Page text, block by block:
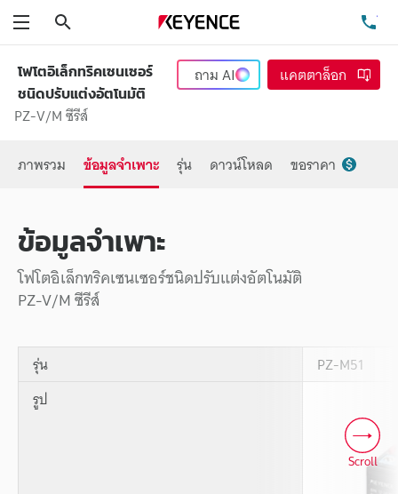
โฟโตอิเล็กทริคเซนเซอร์
ชนิดปรับแต่งอัตโนมัติ
PZ-V/M ซีรีส์
ถามAI แคตตาล็อก
ภาพรวม ข้อมูลจำเพาะ รุ่น ดาวน์โหลด ขอราคา
ข้อมูลจำเพาะ
โฟโตอิเล็กทริคเซนเซอร์ชนิดปรับแต่งอัตโนมัติ
PZ-V/M ซีรีส์
รุ่น
PZ-M51
รูป
Scroll